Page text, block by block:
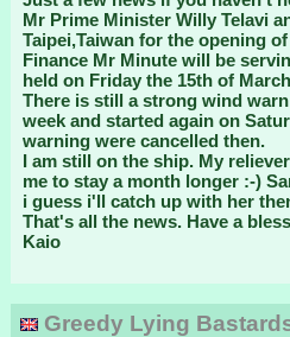
Mr Prime Minister Willy Telavi
Taipei,Taiwan for the opening
Finance Mr Minute will be
held on Friday the 15th of
There is still a strong wind
week and started again on
warning were cancelled then.
I am still on the ship. My
me to stay a month longer :-)
i guess i'll catch up with her
That's all the news. Have a
Kaio
Greedy Lying